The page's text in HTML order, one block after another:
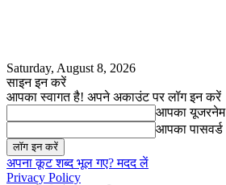
Saturday, August 8, 2026
साइन इन करें
आपका स्वागत है! अपने अकाउंट पर लॉग इन करें
आपका यूजरनेम
आपका पासवर्ड
अपना कूट शब्द भूल गए? मदद लें
Privacy Policy